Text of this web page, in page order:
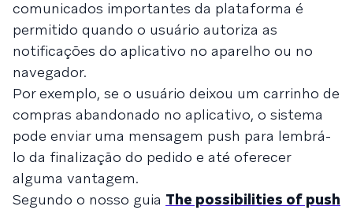
comunicados importantes da plataforma é
permitido quando o usuário autoriza as
notificações do aplicativo no aparelho ou no
navegador.
Por exemplo, se o usuário deixou um carrinho de
compras abandonado no aplicativo, o sistema
pode enviar uma mensagem push para lembrá-
lo da finalização do pedido e até oferecer
alguma vantagem.
Segundo o nosso guia The possibilities of push